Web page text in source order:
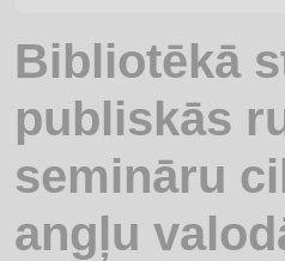
Bibliotēkā
publiskās
semināru
angļu